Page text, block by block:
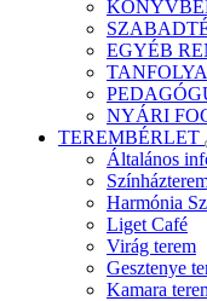
EGYÉB
NYÁRI
TEREMBÉRLET
Általános
Harmónia
Liget Café
Virág terem
Gesztenye
Kamara